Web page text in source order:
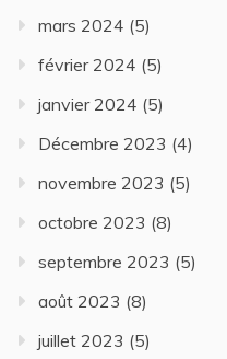
mars 2024 (5)
février 2024 (5)
janvier 2024 (5)
Décembre 2023 (4)
novembre 2023 (5)
octobre 2023 (8)
septembre 2023 (5)
août 2023 (8)
juillet 2023 (5)